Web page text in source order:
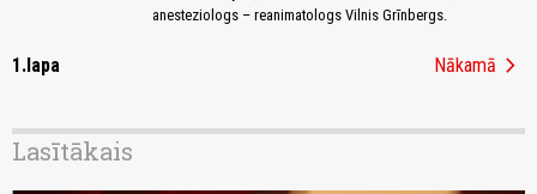
anesteziologs – reanimatologs Vilnis Grīnbergs.
1.lapa Nākamā chevron_right
Lasītākais